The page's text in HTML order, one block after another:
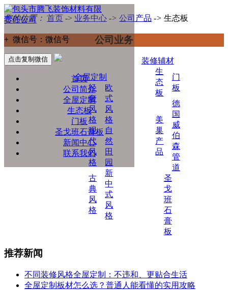
+ 微信号： 微信号
点击复制微信
首页
公司简介
全屋定制
生态板
门板
圣戈班石膏板
新闻中心
联系我们
您的位置： 首页 -> 业务中心 -> 公司产品 -> 生态板
公司业务
全屋定制
轻
奢
风
格
欧
式
风
格
现
代
风
格
自
然
田
园
古
典
风
格
新
中
式
风
格
装修辅材
生
态
板
门
板
美
巢
产
品
德
国
威
伯
森
管
道
圣
戈
班
石
膏
板
推荐新闻
不同装修风格全屋定制：不违和、更贴合生活
全屋定制板材怎么选？普通人能看懂的实用攻略